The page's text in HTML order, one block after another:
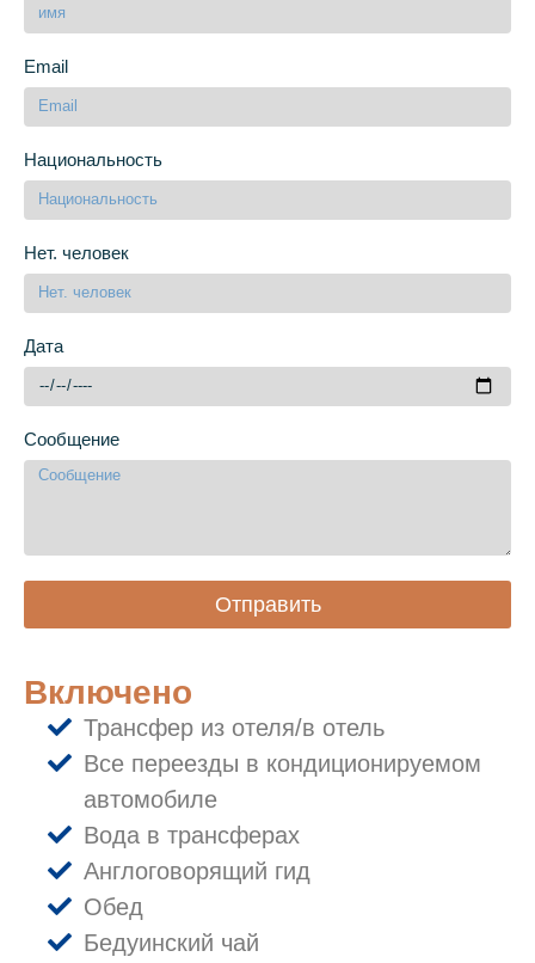
Email
Национальность
Нет. человек
Дата
Сообщение
Отправить
Включено
Трансфер из отеля/в отель
Все переезды в кондиционируемом
автомобиле
Вода в трансферах
Англоговорящий гид
Обед
Бедуинский чай